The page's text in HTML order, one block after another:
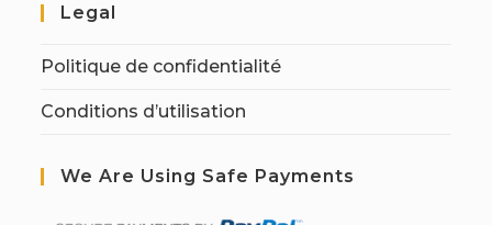
Legal
Politique de confidentialité
Conditions d’utilisation
We Are Using Safe Payments